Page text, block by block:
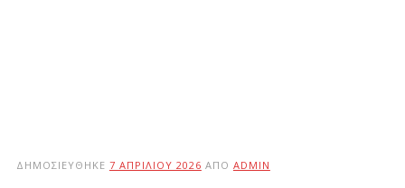
ΔΗΜΟΣΙΕΎΘΗΚΕ 7 ΑΠΡΙΛΊΟΥ 2026 ΑΠΌ ADMIN